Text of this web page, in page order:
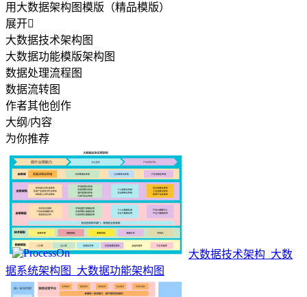
用大数据架构图模版（精品模版）
展开
大数据技术架构图
大数据功能模版架构图
数据处理流程图
数据流转图
作者其他创作
大纲/内容
为你推荐
大数据技术架构_大数
据系统架构图_大数据功能架构图